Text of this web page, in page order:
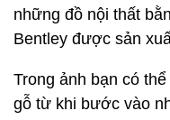
những đồ nội thất
Bentley được sản
Trong ảnh bạn có
gỗ từ khi bước vào